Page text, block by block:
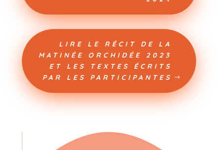
LIRE LE RÉCIT DE LA
MATINÉE ORCHIDÉE 2023
ET LES TEXTES ÉCRITS
PAR LES PARTICIPANTES